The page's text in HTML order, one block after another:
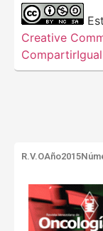
Creative
R.V.OAño2015